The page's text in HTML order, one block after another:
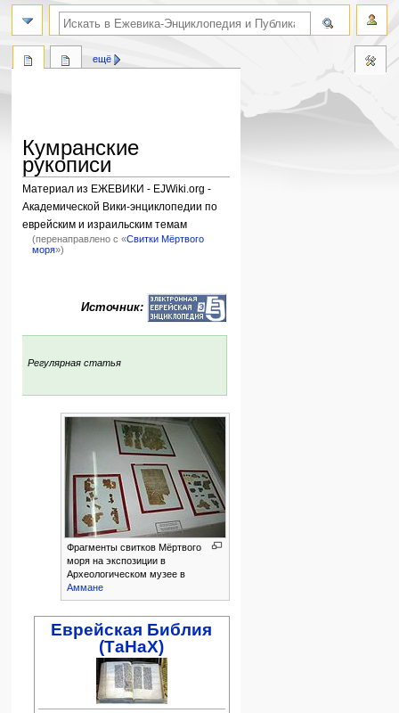
Кумранские
рукописи
Материал из ЕЖЕВИКИ - EJWiki.org -
Академической Вики-энциклопедии по
еврейским и израильским темам
(перенаправлено с «Свитки Мёртвого
моря»)
Источник:
Регулярная статья
Фрагменты свитков Мёртвого
моря на экспозиции в
Археологическом музее в
Аммане
Еврейская Библия
(ТаНаХ)
ещё
поиск по словам